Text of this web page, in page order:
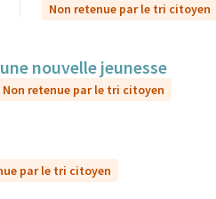
Non retenue par le tri citoyen
nouvelle jeunesse
Non retenue par le tri citoyen
par le tri citoyen